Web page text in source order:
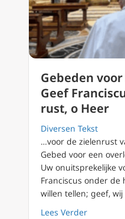
Gebeden
Geef
rust, o Heer
Diversen Tekst
…voor de zielenrust
Gebed voor een
Uw onuitsprekelijke
Franciscus onder
willen tellen; geef,
Lees Verderabout